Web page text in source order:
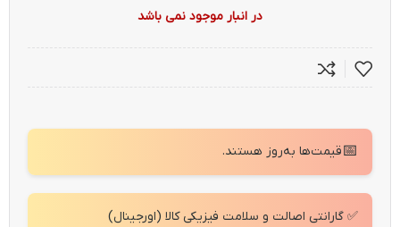
در انبار موجود نمی باشد
📅قیمت‌ها به‌روز هستند.
✅ گارانتی اصالت و سلامت فیزیکی کالا (اورجینال)